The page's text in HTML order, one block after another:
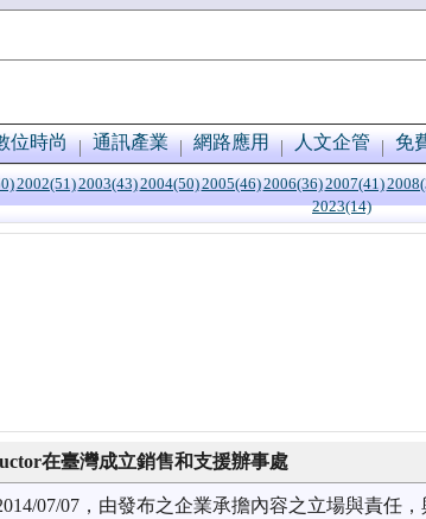
位時尚 通訊產業 網路應用 人文企管 免
2002(51)2003(43)2004(50)2005(46)2006(36)2007(41)
2023(14)
在臺灣成立銷售和支援辦事處
07/07，由發布之企業承擔內容之立場與責任，